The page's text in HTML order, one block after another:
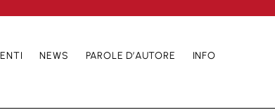
NEWS PAROLE D’AUTORE INFO